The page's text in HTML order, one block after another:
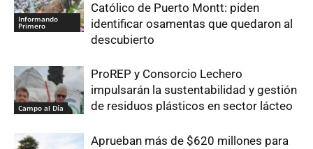
Informando
Primero
Católico de Puerto Montt: piden
identificar osamentas que quedaron al
descubierto
Campo al Día
ProREP y Consorcio Lechero
impulsarán la sustentabilidad y gestión
de residuos plásticos en sector lácteo
Aprueban más de $620 millones para